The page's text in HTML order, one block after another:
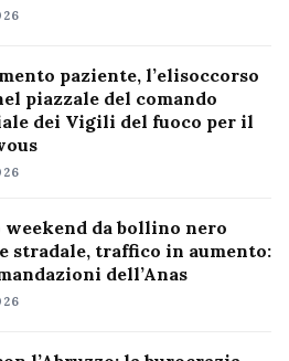
paziente, l’elisoccorso
piazzale del comando
dei Vigili del fuoco per il
weekend da bollino nero
stradale, traffico in aumento:
dell’Anas